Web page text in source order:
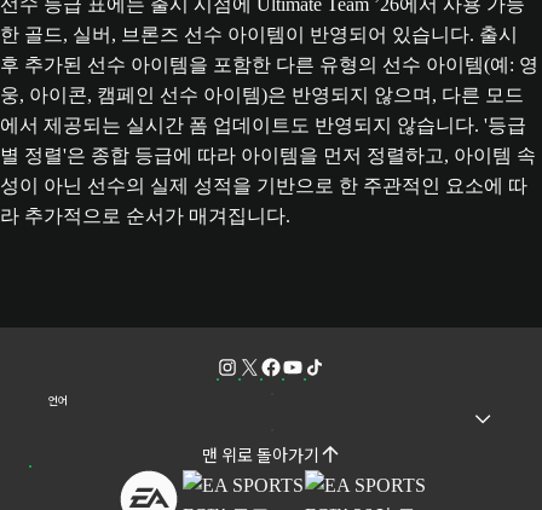
선수 등급 표에는 출시 시점에 Ultimate Team ’26에서 사용 가능
한 골드, 실버, 브론즈 선수 아이템이 반영되어 있습니다. 출시
후 추가된 선수 아이템을 포함한 다른 유형의 선수 아이템(예: 영
웅, 아이콘, 캠페인 선수 아이템)은 반영되지 않으며, 다른 모드
에서 제공되는 실시간 폼 업데이트도 반영되지 않습니다. '등급
별 정렬'은 종합 등급에 따라 아이템을 먼저 정렬하고, 아이템 속
성이 아닌 선수의 실제 성적을 기반으로 한 주관적인 요소에 따
라 추가적으로 순서가 매겨집니다.
언어
맨 위로 돌아가기